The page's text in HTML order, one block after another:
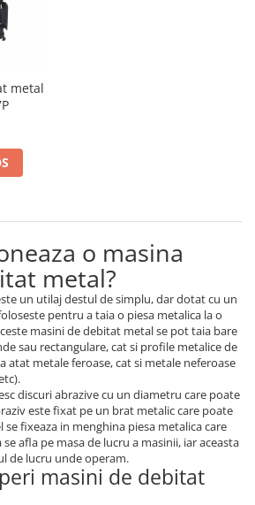
oi
metal
o masina
metal?
un utilaj destul de simplu, dar dotat cu un
pentru a taia o piesa metalica la o
masini de debitat metal se pot taia bare
sau rectangulare, cat si profile metalice de
atat metale feroase, cat si metale neferoase
discuri abrazive cu un diametru care poate
este fixat pe un brat metalic care poate
se fixeaza in menghina piesa metalica care
afla pe masa de lucru a masinii, iar aceasta
de lucru unde operam.
masini de debitat